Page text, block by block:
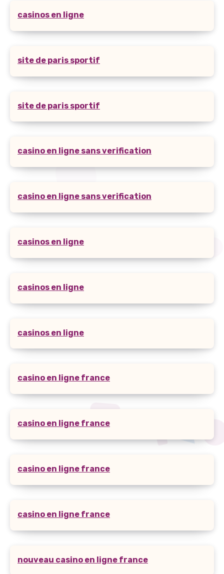
casinos en ligne
site de paris sportif
site de paris sportif
casino en ligne sans verification
casino en ligne sans verification
casinos en ligne
casinos en ligne
casinos en ligne
casino en ligne france
casino en ligne france
casino en ligne france
casino en ligne france
nouveau casino en ligne france